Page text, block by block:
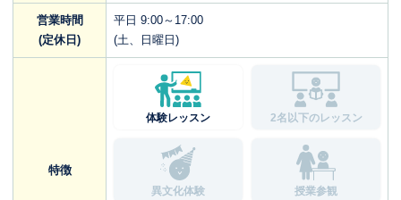
営業時間
(定休日)
平日 9:00～17:00
(土、日曜日)
特徴
体験レッスン 2名以下のレッスン
異文化体験 授業参観